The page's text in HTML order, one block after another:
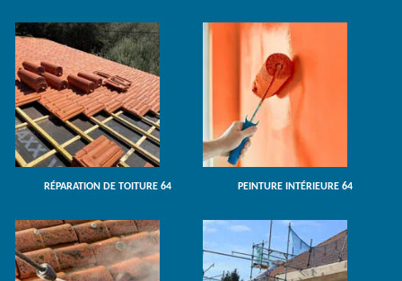
RÉPARATION DE TOITURE 64 PEINTURE INTÉRIEURE 64